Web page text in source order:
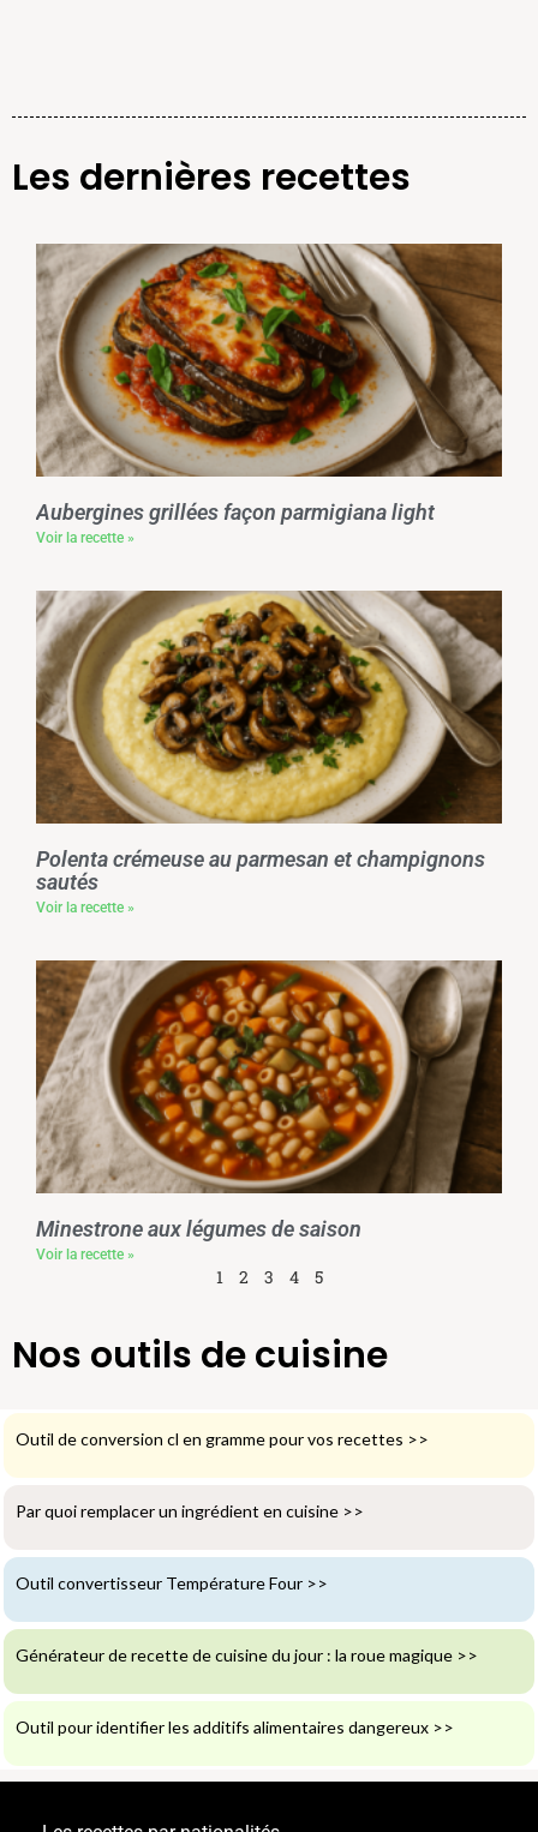
Les dernières recettes
Aubergines grillées façon parmigiana light
Voir la recette »
Polenta crémeuse au parmesan et champignons
sautés
Voir la recette »
Minestrone aux légumes de saison
Voir la recette »
1 2 3 4 5
Nos outils de cuisine
Outil de conversion cl en gramme pour vos recettes >>
Par quoi remplacer un ingrédient en cuisine >>
Outil convertisseur Température Four >>
Générateur de recette de cuisine du jour : la roue magique >>
Outil pour identifier les additifs alimentaires dangereux >>